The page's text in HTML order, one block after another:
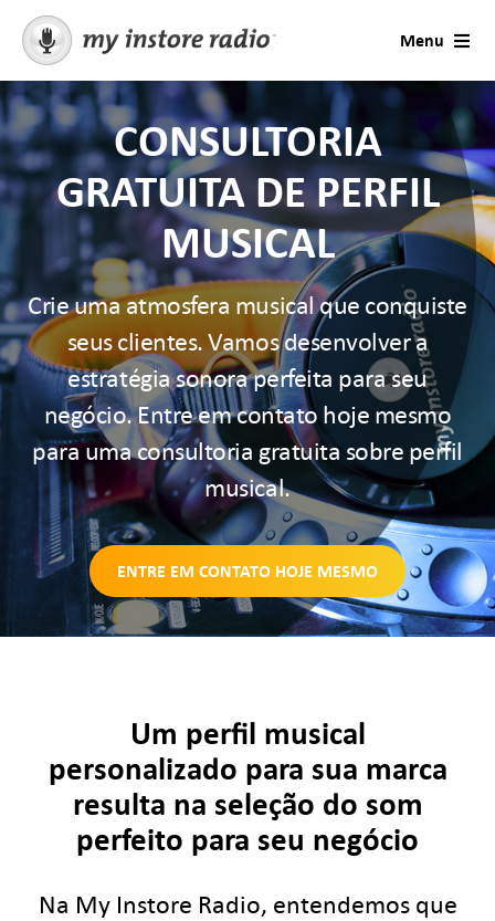
content
Menu
Contato
Música para empresas
Soluções
Estações e ocasiões
Contatar Suporte
Mensagens
Consulta
Digital Signage
Como Funciona
Teste grátis
Tipos de empresas
Orçamento
CONSULTORIA
GRATUITA DE PERFIL
MUSICAL
Crie uma atmosfera musical que conquiste
seus clientes. Vamos desenvolver a
estratégia sonora perfeita para seu
negócio. Entre em contato hoje mesmo
para uma consultoria gratuita sobre perfil
musical.
ENTRE EM CONTATO HOJE MESMO
Um perfil musical
personalizado para sua marca
resulta na seleção do som
perfeito para seu negócio
Na My Instore Radio, entendemos que